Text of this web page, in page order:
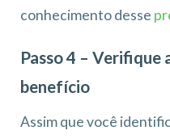
conhecimento desse
Passo 4 – Verifique
benefício
Assim que você